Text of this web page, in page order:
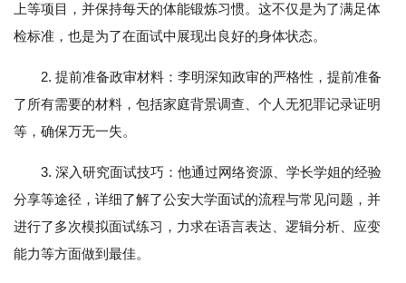
上等项目，并保持每天的体能锻炼习惯。这不仅是为了满足体
检标准，也是为了在面试中展现出良好的身体状态。
2. 提前准备政审材料：李明深知政审的严格性，提前准备
了所有需要的材料，包括家庭背景调查、个人无犯罪记录证明
等，确保万无一失。
3. 深入研究面试技巧：他通过网络资源、学长学姐的经验
分享等途径，详细了解了公安大学面试的流程与常见问题，并
进行了多次模拟面试练习，力求在语言表达、逻辑分析、应变
能力等方面做到最佳。